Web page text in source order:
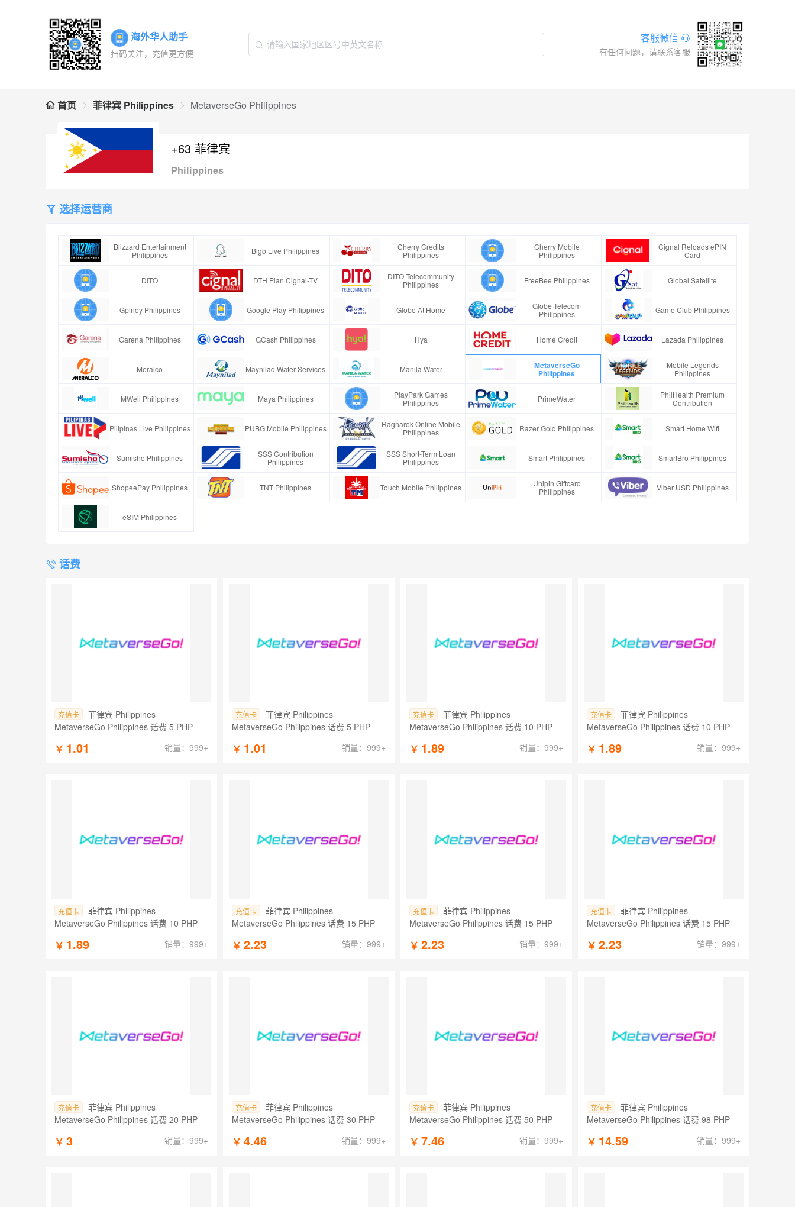
海外华人助手
扫码关注，充值更方便
客服微信
有任何问题，请联系客服
首页 菲律宾 Philippines MetaverseGo Philippines
+63 菲律宾
Philippines
选择运营商
Blizzard Entertainment
Philippines
Bigo Live Philippines
Cherry Credits
Philippines
Cherry Mobile
Philippines
Cignal Reloads ePIN
Card
DITO DTH Plan Cignal-TV
DITO Telecommunity
Philippines
FreeBee Philippines Global Satellite
Gpinoy Philippines Google Play Philippines Globe At Home
Globe Telecom
Philippines
Game Club Philippines
Garena Philippines GCash Philippines Hya Home Credit Lazada Philippines
Meralco Maynilad Water Services Manila Water MetaverseGo
Philippines
Mobile Legends
Philippines
MWell Philippines Maya Philippines
PlayPark Games
Philippines
PrimeWater
PhilHealth Premium
Contribution
Pilipinas Live Philippines PUBG Mobile Philippines
Ragnarok Online Mobile
Philippines
Razer Gold Philippines Smart Home Wifi
Sumisho Philippines
SSS Contribution
Philippines
SSS Short-Term Loan
Philippines
Smart Philippines SmartBro Philippines
ShopeePay Philippines TNT Philippines Touch Mobile Philippines
Unipin Giftcard
Philippines
Viber USD Philippines
eSIM Philippines
话费
充值卡
菲律宾 Philippines
MetaverseGo Philippines 话费 5 PHP
￥ 1.01 销量：999+
充值卡
菲律宾 Philippines
MetaverseGo Philippines 话费 5 PHP
￥ 1.01 销量：999+
充值卡
菲律宾 Philippines
MetaverseGo Philippines 话费 10 PHP
￥ 1.89 销量：999+
充值卡
菲律宾 Philippines
MetaverseGo Philippines 话费 10 PHP
￥ 1.89 销量：999+
充值卡
菲律宾 Philippines
MetaverseGo Philippines 话费 10 PHP
￥ 1.89 销量：999+
充值卡
菲律宾 Philippines
MetaverseGo Philippines 话费 15 PHP
￥ 2.23 销量：999+
充值卡
菲律宾 Philippines
MetaverseGo Philippines 话费 15 PHP
￥ 2.23 销量：999+
充值卡
菲律宾 Philippines
MetaverseGo Philippines 话费 15 PHP
￥ 2.23 销量：999+
充值卡
菲律宾 Philippines
MetaverseGo Philippines 话费 20 PHP
￥ 3 销量：999+
充值卡
菲律宾 Philippines
MetaverseGo Philippines 话费 30 PHP
￥ 4.46 销量：999+
充值卡
菲律宾 Philippines
MetaverseGo Philippines 话费 50 PHP
￥ 7.46 销量：999+
充值卡
菲律宾 Philippines
MetaverseGo Philippines 话费 98 PHP
￥ 14.59 销量：999+